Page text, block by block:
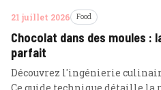
21 juillet 2026 Food
Chocolat dans des moules :
parfait
Découvrez l'ingénierie